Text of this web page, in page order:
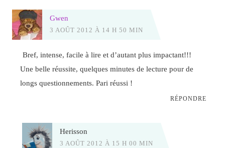
Gwen
3 AOÛT 2012 À 14 H 50 MIN
Bref, intense, facile à lire et d’autant plus impactant!!!
Une belle réussite, quelques minutes de lecture pour de
longs questionnements. Pari réussi !
RÉPONDRE
Herisson
3 AOÛT 2012 À 15 H 00 MIN